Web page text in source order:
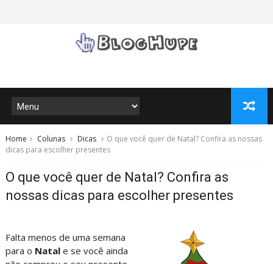
Home Colunas Dicas
O que você quer de Natal? Confira as nossas
dicas para escolher presentes
O que você quer de Natal? Confira as
nossas dicas para escolher presentes
Falta menos de uma semana
para o Natal e se você ainda